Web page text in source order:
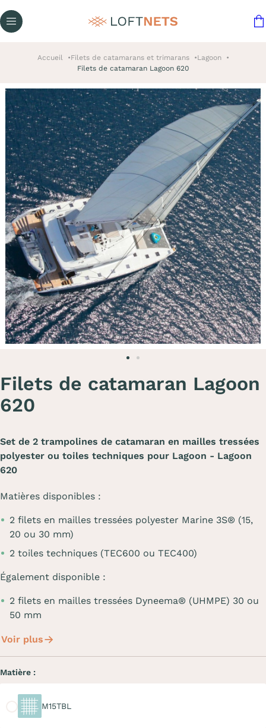
Accueil Filets de catamarans et trimarans
Lagoon
Filets de catamaran Lagoon 620
Filets de catamaran Lagoon
620
Set de 2 trampolines de catamaran en mailles tressées
polyester ou toiles techniques pour Lagoon - Lagoon
620
Matières disponibles :
2 filets en mailles tressées polyester Marine 3S® (15,
20 ou 30 mm)
2 toiles techniques (TEC600 ou TEC400)
Également disponible :
2 filets en mailles tressées Dyneema® (UHMPE) 30 ou
50 mm
Voir plus
Matière :
M15TBL